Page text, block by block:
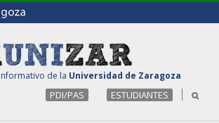
de la Universidad de Zaragoza
PDI/PAS ESTUDIANTES